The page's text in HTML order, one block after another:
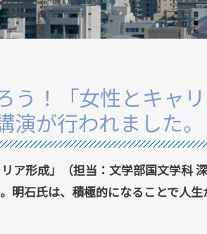
う！「女性とキャ
が行われました。
ア形成」（担当：文学部国文学科
明石氏は、積極的になることで人